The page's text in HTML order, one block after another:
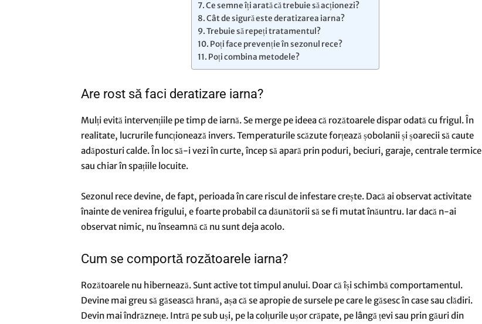
Ce semne îți arată că trebuie să acționezi?
Cât de sigură este deratizarea iarna?
Trebuie să repeți tratamentul?
Poți face prevenție în sezonul rece?
Poți combina metodele?
Are rost să faci deratizare iarna?
Mulți evită intervențiile pe timp de iarnă. Se merge pe ideea că rozătoarele dispar odată cu frigul. În
realitate, lucrurile funcționează invers. Temperaturile scăzute forțează șobolanii și șoarecii să caute
adăposturi calde. În loc să-i vezi în curte, încep să apară prin poduri, beciuri, garaje, centrale termice
sau chiar în spațiile locuite.
Sezonul rece devine, de fapt, perioada în care riscul de infestare crește. Dacă ai observat activitate
înainte de venirea frigului, e foarte probabil ca dăunătorii să se fi mutat înăuntru. Iar dacă n-ai
observat nimic, nu înseamnă că nu sunt deja acolo.
Cum se comportă rozătoarele iarna?
Rozătoarele nu hibernează. Sunt active tot timpul anului. Doar că își schimbă comportamentul.
Devine mai greu să găsească hrană, așa că se apropie de sursele pe care le găsesc în case sau clădiri.
Devin mai îndrăznețe. Intră pe sub uși, pe la colțurile ușor crăpate, pe lângă țevi sau prin găuri din